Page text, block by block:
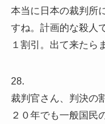
本当に日本の裁判所
すね。計画的な殺人
１割引。出て来たら
28.
裁判官さん、判決の
２０年でも一般国民